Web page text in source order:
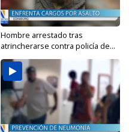
Hombre arrestado tras
atrincherarse contra policía de...